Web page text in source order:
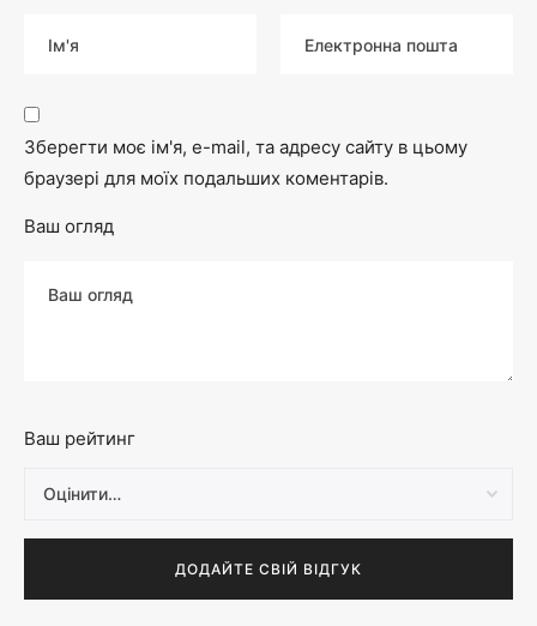
Зберегти моє ім'я, e-mail, та адресу сайту в цьому
браузері для моїх подальших коментарів.
Ваш огляд
Ваш рейтинг